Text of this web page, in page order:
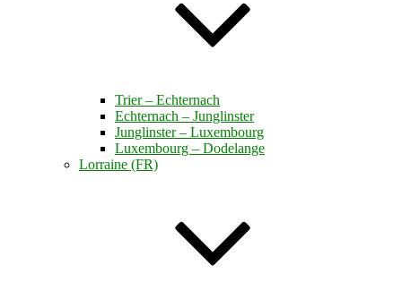
Trier – Echternach
Echternach – Junglinster
Junglinster – Luxembourg
Luxembourg – Dodelange
Lorraine (FR)